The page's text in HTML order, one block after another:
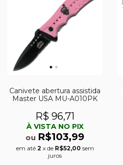
Canivete abertura assistida
Master USA MU-A010PK
R$ 96,71
À VISTA NO PIX
ou R$103,99
em até 2 x de R$52,00 sem
juros